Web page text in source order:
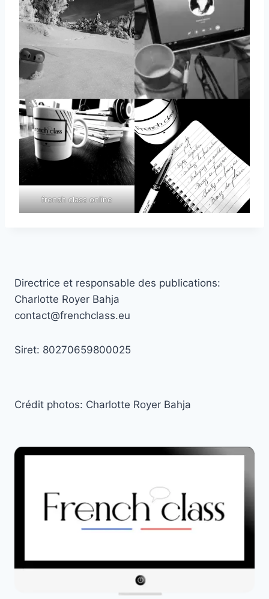
french class online
Directrice et responsable des publications:
Charlotte Royer Bahja
contact@frenchclass.eu
Siret: 80270659800025
Crédit photos: Charlotte Royer Bahja